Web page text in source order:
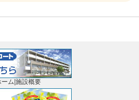
ム|施設概要